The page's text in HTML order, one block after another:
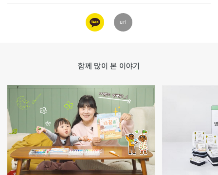
카카오
링크
url
함께 많이 본 이야기